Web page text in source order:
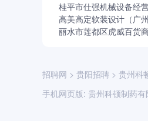
桂平市仕强机械设备经
高美高定软装设计（广
丽水市莲都区虎威百货
招聘网 > 贵阳招聘 > 贵州科
手机网页版: 贵州科顿制药